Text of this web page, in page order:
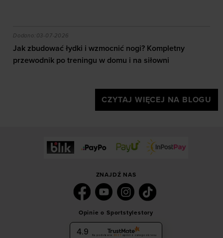
mapę i jaki sprzęt wybrać?
Jak zbudować łydki i wzmocnić nogi? Kompletny
Dodano: 03-07-2026
Jak zbudować łydki i wzmocnić nogi? Kompletny
przewodnik po treningu w domu i na siłowni
CZYTAJ WIĘCEJ NA BLOGU
ZNAJDŹ NAS
Opinie o Sportstylestory
4.9 Na podstawie 6031 opinii z całego okresu